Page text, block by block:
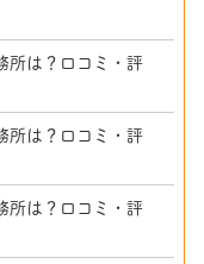
所は？口コミ・評
所は？口コミ・評
所は？口コミ・評